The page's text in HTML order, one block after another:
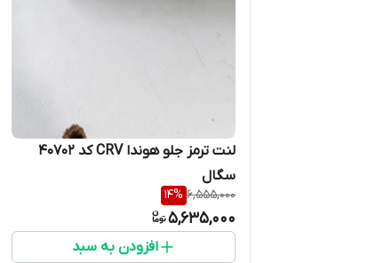
لنت ترمز جلو هوندا CRV کد 40702
سگال
6,555,000
14%
5,635,000
افزودن به سبد